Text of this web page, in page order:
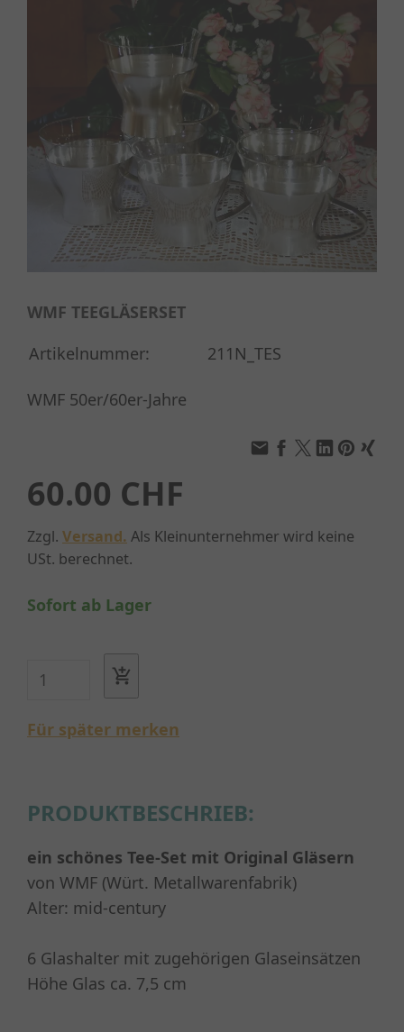
WMF TEEGLÄSERSET
Artikelnummer:
211N_TES
WMF 50er/60er-Jahre
60.00 CHF
Zzgl. Versand. Als Kleinunternehmer wird keine
USt. berechnet.
Sofort ab Lager
Für später merken
PRODUKTBESCHRIEB:
ein schönes Tee-Set mit Original Gläsern
von WMF (Würt. Metallwarenfabrik)
Alter: mid-century
6 Glashalter mit zugehörigen Glaseinsätzen
Höhe Glas ca. 7,5 cm